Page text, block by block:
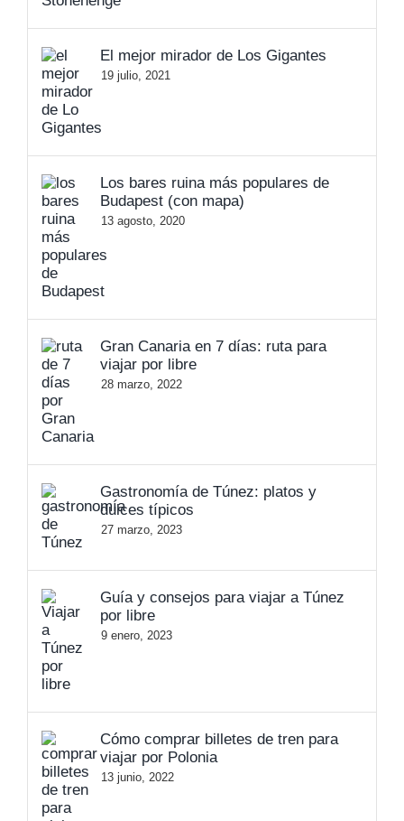
El mejor mirador de Los Gigantes
19 julio, 2021
Los bares ruina más populares de
Budapest (con mapa)
13 agosto, 2020
Gran Canaria en 7 días: ruta para
viajar por libre
28 marzo, 2022
Gastronomía de Túnez: platos y
dulces típicos
27 marzo, 2023
Guía y consejos para viajar a Túnez
por libre
9 enero, 2023
Cómo comprar billetes de tren para
viajar por Polonia
13 junio, 2022